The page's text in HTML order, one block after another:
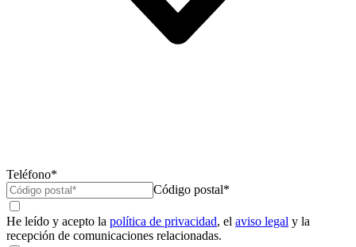
Teléfono*
Código postal*
He leído y acepto la política de privacidad, el aviso legal y la
recepción de comunicaciones relacionadas.